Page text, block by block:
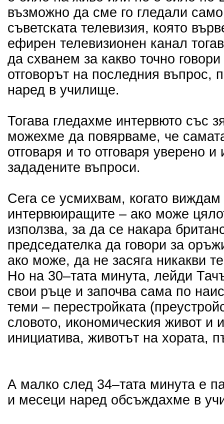
възможно да сме го гледали
съветската телевизия, която
ефирен телевизионен канал
да схванем за какво точно
отговорът на последния въпрос,
наред в училище.
Тогава гледахме интервюто със
можехме да повярваме, че
отговаря и то отговаря уверено и
зададените въпроси.
Сега се усмихвам, когато виждам
интервюиращите – ако може
използва, за да се накара
председателка да говори за
ако може, да не засяга никакви
Но на 30–тата минута, лейди
свои ръце и започва сама по
теми – перестройката
словото, икономическия живот и
инициатива, животът на хората,
А малко след 34–тата минута е
и месеци наред обсъждахме в